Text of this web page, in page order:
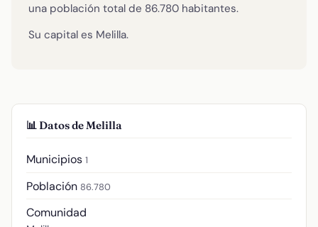
una población total de 86.780 habitantes.
Su capital es Melilla.
📊 Datos de Melilla
Municipios 1
Población 86.780
Comunidad